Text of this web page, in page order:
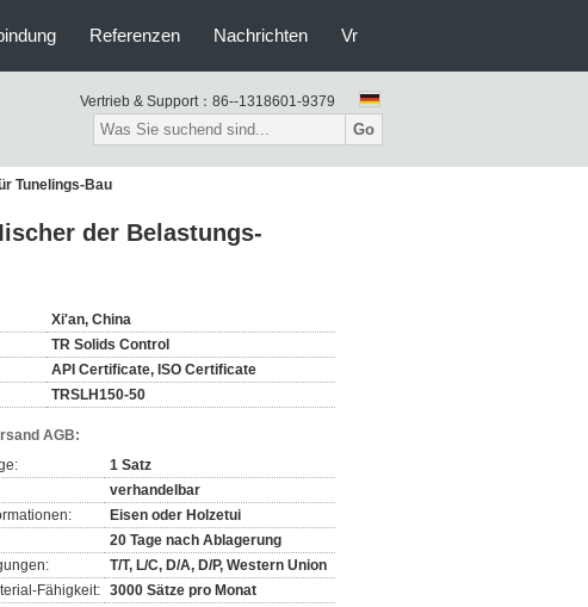
Referenzen Nachrichten Vr
Vertrieb & Support： 86--1318601-9379
Go
Tunelings-Bau
der Belastungs-
Xi'an, China
TR Solids Control
API Certificate, ISO Certificate
TRSLH150-50
AGB:
1 Satz
verhandelbar
Eisen oder Holzetui
20 Tage nach Ablagerung
T/T, L/C, D/A, D/P, Western Union
Fähigkeit: 3000 Sätze pro Monat